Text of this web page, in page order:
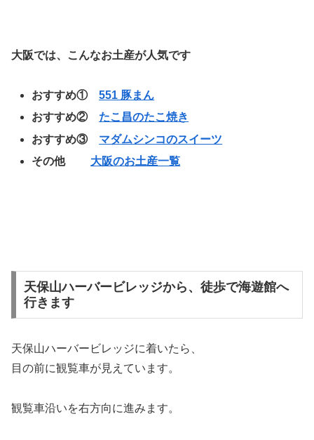
大阪では、こんなお土産が人気です
おすすめ①551 豚まん
おすすめ② たこ昌のたこ焼き
おすすめ③ マダムシンコのスイーツ
その他 大阪のお土産一覧
天保山ハーバービレッジから、徒歩で海遊館へ
行きます
天保山ハーバービレッジに着いたら、
目の前に観覧車が見えています。
観覧車沿いを右方向に進みます。